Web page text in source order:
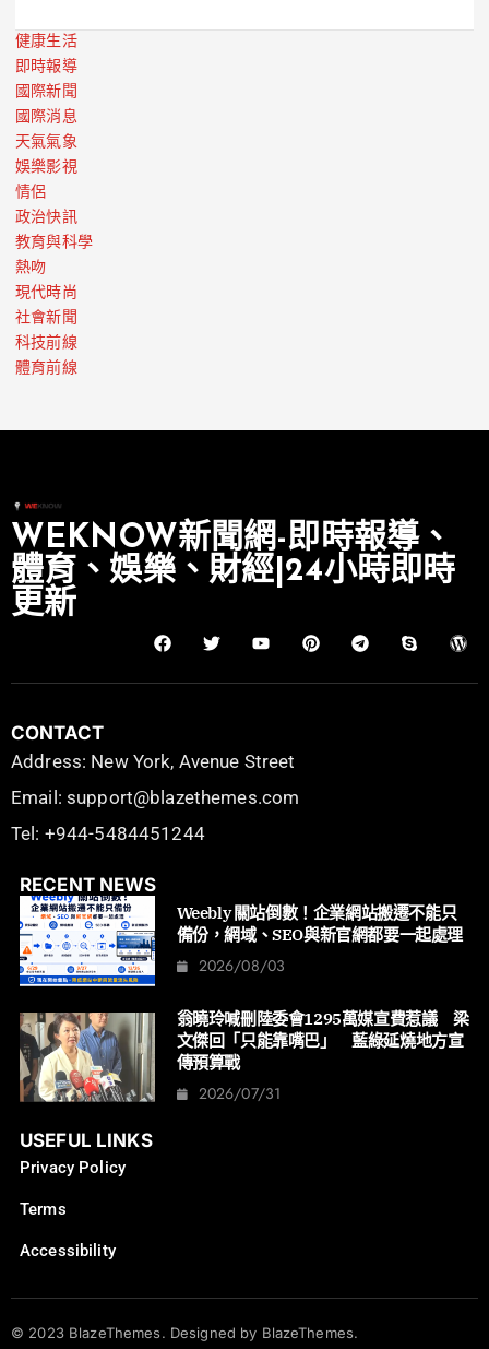
健康生活
即時報導
國際新聞
國際消息
天氣氣象
娛樂影視
情侶
政治快訊
教育與科學
熱吻
現代時尚
社會新聞
科技前線
體育前線
WEKNOW新聞網-即時報導、
體育、娛樂、財經|24小時即時
更新
CONTACT
Address: New York, Avenue Street
Email: support@blazethemes.com
Tel: +944-5484451244
RECENT NEWS
Weebly 關站倒數！企業網站搬遷不能只
備份，網域、SEO與新官網都要一起處理
2026/08/03
翁曉玲喊刪陸委會1295萬媒宣費惹議 梁
文傑回「只能靠嘴巴」 藍綠延燒地方宣
傳預算戰
2026/07/31
USEFUL LINKS
Privacy Policy
Terms
Accessibility
© 2023 BlazeThemes. Designed by BlazeThemes.